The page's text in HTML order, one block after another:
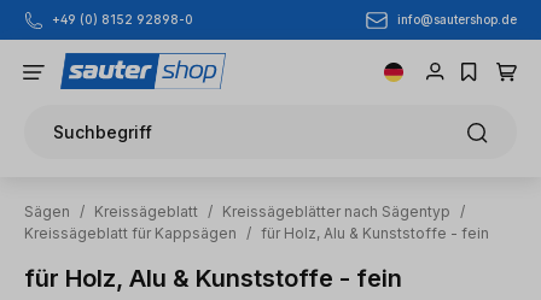
Zum Hauptinhalt springen
+49 (0) 8152 92898-0 info@sautershop.de
Suchbegriff
Sägen / Kreissägeblatt / Kreissägeblätter nach Sägentyp
/
Kreissägeblatt für Kappsägen
/ für Holz, Alu & Kunststoffe - fein
für Holz, Alu & Kunststoffe - fein